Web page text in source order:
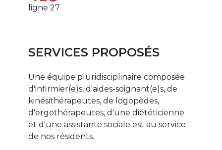
ligne 27
SERVICES PROPOSÉS
Une équipe pluridisciplinaire composée
d'infirmier(e)s, d'aides-soignant(e)s, de
kinésithérapeutes, de logopèdes,
d'ergothérapeutes, d'une diététicienne
et d'une assistante sociale est au service
de nos résidents.